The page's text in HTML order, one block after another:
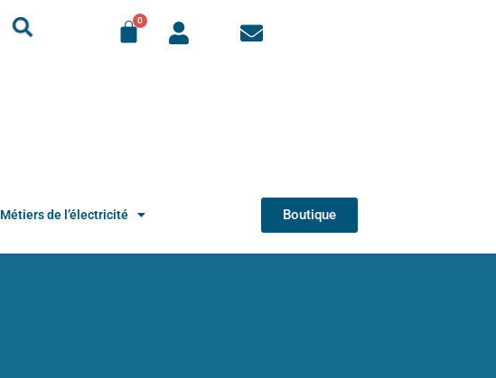
Métiers de l’électricité Boutique